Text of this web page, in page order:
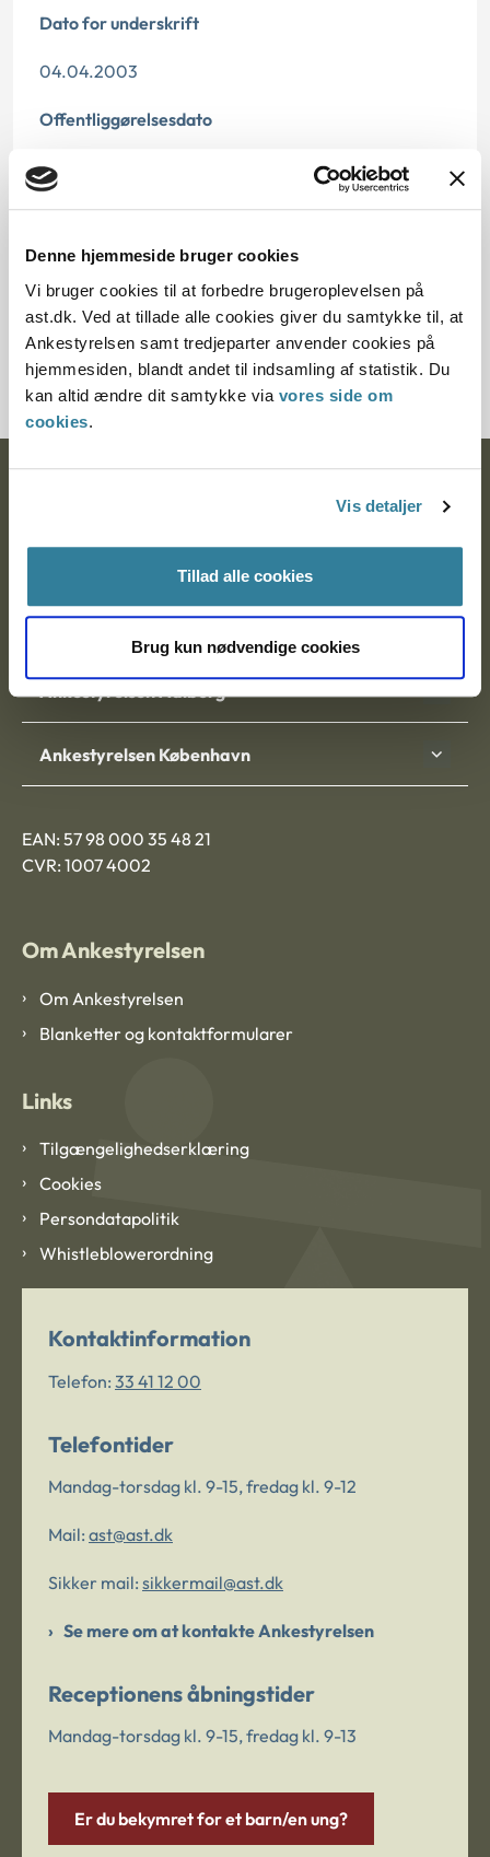
Denne hjemmeside bruger cookies
Vi bruger cookies til at forbedre brugeroplevelsen på
ast.dk. Ved at tillade alle cookies giver du samtykke til, at
Ankestyrelsen samt tredjeparter anvender cookies på
hjemmesiden, blandt andet til indsamling af statistik. Du
kan altid ændre dit samtykke via vores side om
cookies.
Vis detaljer
Tillad alle cookies
Brug kun nødvendige cookies
Dato for underskrift
04.04.2003
Offentliggørelsesdato
12.07.2013
Paragraf
§ 5 § 7 § 11
Journalnummer
2000357-02
9000 Aalborg
Ankestyrelsen Aalborg
Ankestyrelsen København
EAN: 57 98 000 35 48 21
CVR: 1007 4002
Om Ankestyrelsen
Om Ankestyrelsen
Blanketter og kontaktformularer
Links
Tilgængelighedserklæring
Cookies
Persondatapolitik
Whistleblowerordning
Kontaktinformation
Telefon: 33 41 12 00
Telefontider
Mandag-torsdag kl. 9-15, fredag kl. 9-12
Mail: ast@ast.dk
Sikker mail: sikkermail@ast.dk
Se mere om at kontakte Ankestyrelsen
Receptionens åbningstider
Mandag-torsdag kl. 9-15, fredag kl. 9-13
Er du bekymret for et barn/en ung?